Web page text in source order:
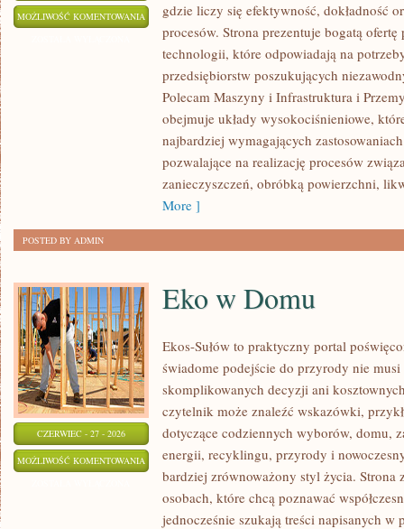
MOŻLIWOŚĆ KOMENTOWANIA HISTORIA
PRZEMYSŁU
gdzie liczy się efektywność, dokładność
procesów. Strona prezentuje bogatą ofertę
technologii, które odpowiadają na
przedsiębiorstw poszukujących
Polecam Maszyny i Infrastruktura i
obejmuje układy wysokociśnieniowe,
najbardziej wymagających
pozwalające na realizację procesów
zanieczyszczeń, obróbką powierzchni,
More ]
POSTED BY ADMIN
CZERWIEC - 27 - 2026
MOŻLIWOŚĆ KOMENTOWANIA
DOMU
Eko w Domu
Ekos-Sułów to praktyczny portal
świadome podejście do przyrody nie
skomplikowanych decyzji ani
czytelnik może znaleźć wskazówki,
dotyczące codziennych wyborów, domu,
energii, recyklingu, przyrody i
bardziej zrównoważony styl życia. Strona
osobach, które chcą poznawać
jednocześnie szukają treści napisanych w